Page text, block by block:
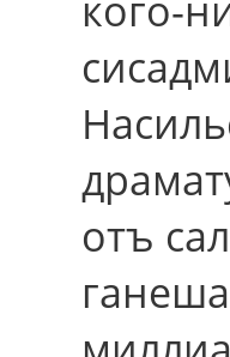
отъ